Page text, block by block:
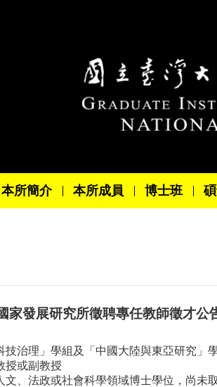
本所簡介 本所成員 博士班
家發展研究所徵聘專任教師徵才公
技治理」學組及「中國大陸與東亞研究」
授或副教授
文、法政或社會科學領域博士學位，尚未